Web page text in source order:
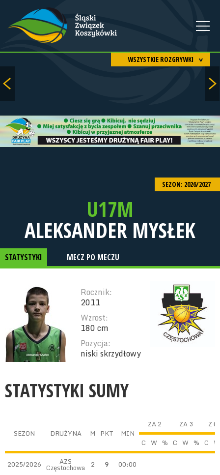
WSZYSTKIE ROZGRYWKI
SEZON: 2026/2027
U17M
ALEKSANDER MYSŁEK
STATYSTYKI MECZ PO MECZU
Rocznik:
2011
Wzrost:
180 cm
Pozycja:
niski skrzydłowy
STATYSTYKI SUMY
SEZON DRUŻYNA M PKT MIN
ZA 2 ZA 3
Z
C W % C W % C W
2025/2026
AZS
Częstochowa 2 9 00:00